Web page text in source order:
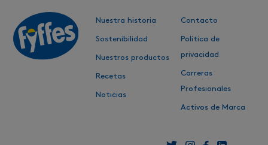
Nuestra historia
Sostenibilidad
Nuestros productos
Recetas
Noticias
Contacto
Política de
privacidad
Carreras
Profesionales
Activos de Marca